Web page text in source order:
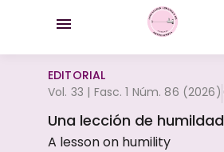
EDITORIAL
Vol. 33 | Fasc. 1 Núm. 86 (2026)
Una lección de humildad
A lesson on humility